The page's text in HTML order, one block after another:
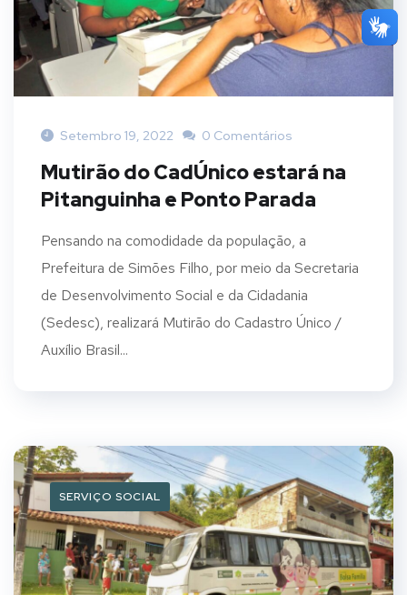
Setembro 19, 2022 0 Comentários
Mutirão do CadÚnico estará na
Pitanguinha e Ponto Parada
Pensando na comodidade da população, a
Prefeitura de Simões Filho, por meio da Secretaria
de Desenvolvimento Social e da Cidadania
(Sedesc), realizará Mutirão do Cadastro Único /
Auxílio Brasil...
SERVIÇO SOCIAL